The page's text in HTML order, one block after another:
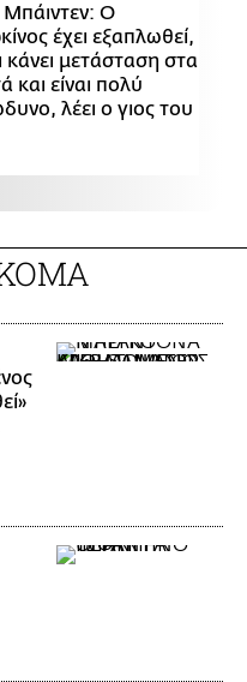
Μπάιντεν: Ο
έχει εξαπλωθεί,
κάνει μετάσταση στα
και είναι πολύ
λέει ο γιος του